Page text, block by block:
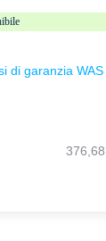
di garanzia WAS
376,68